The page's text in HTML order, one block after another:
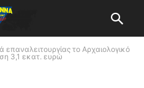
επαναλειτουργίας το Αρχαιολογικό
3,1 εκατ. ευρώ